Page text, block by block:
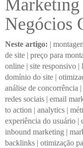
Negócios
Neste artigo: |
de site | preço para
online | site responsivo |
domínio do site |
análise de concorrência |
redes sociais | email
to action | analytics |
experiência do usuário |
inbound marketing |
backlinks | otimização